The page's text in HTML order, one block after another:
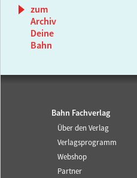
zum
Archiv
Deine
Bahn
Bahn Fachverlag
Über den Verlag
Verlagsprogramm
Webshop
Partner